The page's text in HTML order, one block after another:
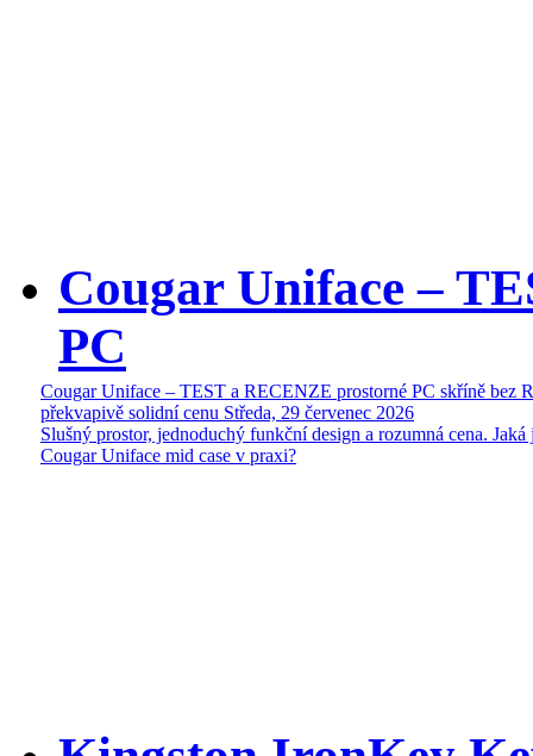
Cougar Uniface –
PC
Cougar Uniface – TEST a RECENZE prostorné PC skříně bez
překvapivě solidní cenu Středa, 29 červenec 2026
Slušný prostor, jednoduchý funkční design a rozumná cena. Jaká
Cougar Uniface mid case v praxi?